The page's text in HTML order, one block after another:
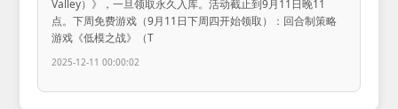
Valley）》，一旦领取永久入库。活动截止到9月11日晚11
点。下周免费游戏（9月11日下周四开始领取）：回合制策略
游戏《低模之战》（T
2025-12-11 00:00:02